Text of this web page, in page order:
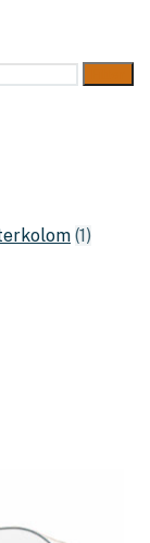
(1)